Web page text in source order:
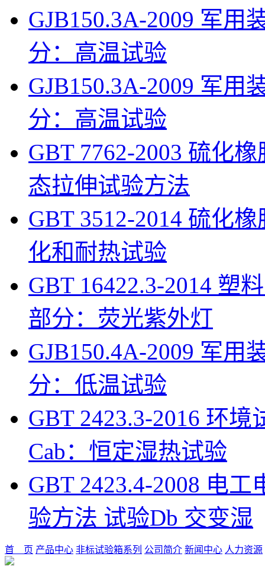
GJB150.3A-2009 军用
分：高温试验
GJB150.3A-2009 军用
分：高温试验
GBT 7762-2003 硫化
态拉伸试验方法
GBT 3512-2014 硫化
化和耐热试验
GBT 16422.3-2014 塑
部分：荧光紫外灯
GJB150.4A-2009 军用
分：低温试验
GBT 2423.3-2016 环
Cab：恒定湿热试验
GBT 2423.4-2008 电
验方法 试验Db 交变湿
首 页 产品中心 非标试验箱系列 公司简介 新闻中心 人力资源